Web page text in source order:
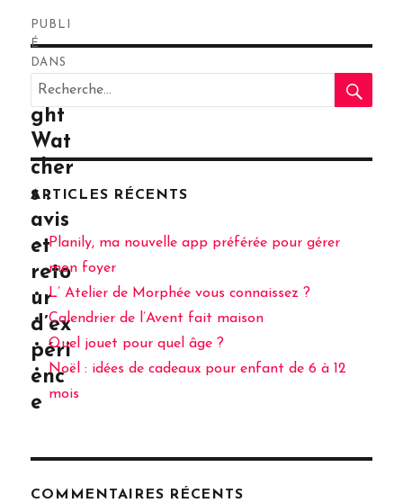
de
l’article
PUBLI
É
DANS
Wei
ght
Wat
cher
s :
avis
et
reto
ur
d’ex
péri
enc
e
Recherche
pour
:
ARTICLES RÉCENTS
Planily, ma nouvelle app préférée pour gérer
mon foyer
L’ Atelier de Morphée vous connaissez ?
Calendrier de l’Avent fait maison
Quel jouet pour quel âge ?
Noël : idées de cadeaux pour enfant de 6 à 12
mois
COMMENTAIRES RÉCENTS